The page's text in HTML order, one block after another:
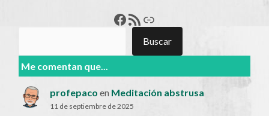
Francisco Pérez
Feed RSSEnlace
Buscar
Me comentan que...
profepaco en Meditación abstrusa
11 de septiembre de 2025